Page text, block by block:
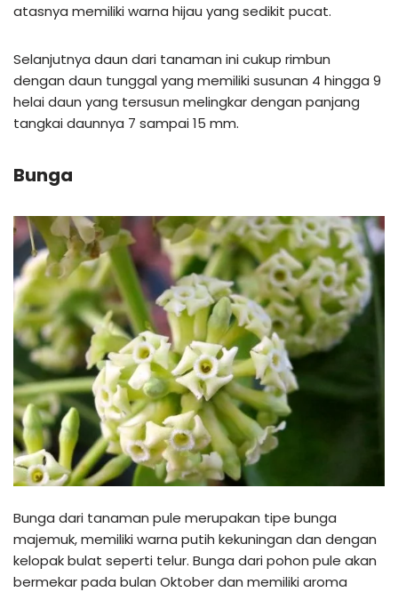
atasnya memiliki warna hijau yang sedikit pucat.
Selanjutnya daun dari tanaman ini cukup rimbun
dengan daun tunggal yang memiliki susunan 4 hingga 9
helai daun yang tersusun melingkar dengan panjang
tangkai daunnya 7 sampai 15 mm.
Bunga
Bunga dari tanaman pule merupakan tipe bunga
majemuk, memiliki warna putih kekuningan dan dengan
kelopak bulat seperti telur. Bunga dari pohon pule akan
bermekar pada bulan Oktober dan memiliki aroma